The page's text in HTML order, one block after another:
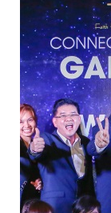
HỆ
BƠM
BƠM
BƠM